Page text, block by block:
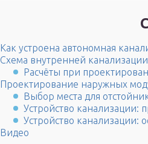
Как устроена автономная
Схема внутренней канализации
Расчёты при
Проектирование наружных
Выбор места для
Устройство канализации:
Устройство канализации:
Видео